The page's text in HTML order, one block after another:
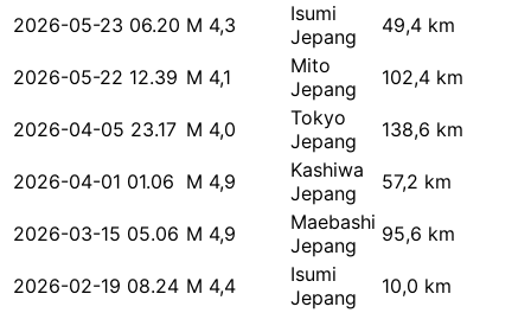
2026-05-23 06.20 M 4,3
Isumi
Jepang
49,4 km
2026-05-22 12.39 M 4,1
Mito
Jepang
102,4 km
2026-04-05 23.17 M 4,0
Tokyo
Jepang
138,6 km
2026-04-01 01.06 M 4,9
Kashiwa
Jepang
57,2 km
2026-03-15 05.06 M 4,9
Maebashi
Jepang
95,6 km
2026-02-19 08.24 M 4,4
Isumi
Jepang
10,0 km